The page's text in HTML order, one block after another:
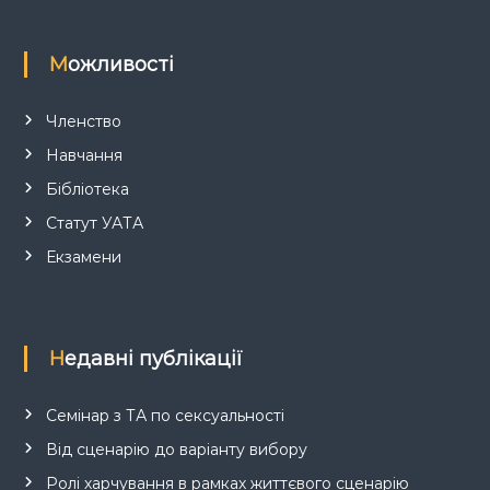
Можливості
Членство
Навчання
Бібліотека
Статут УАТА
Екзамени
Недавні публікації
Семінар з ТА по сексуальності
Від сценарію до варіанту вибору
Ролі харчування в рамках життєвого сценарію